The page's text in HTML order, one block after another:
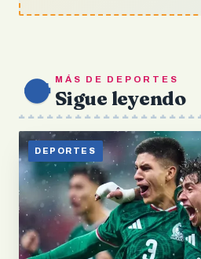
MÁS DE DEPORTES
Sigue leyendo
DEPORTES